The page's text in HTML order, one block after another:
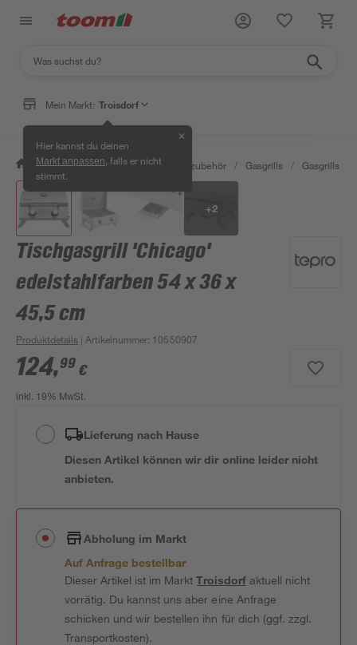
Mein Markt: Troisdorf
Hier kannst du deinen
Markt anpassen , falls er nicht
stimmt.
✕
/ Garten & Freizeit / Grills & Grillzubehör / Gasgrills / Gasgrills
+2
Tischgasgrill 'Chicago'
edelstahlfarben 54 x 36 x
45,5 cm
Produktdetails | Artikelnummer: 10550907
124,99 €
inkl. 19% MwSt.
Lieferung nach Hause
Diesen Artikel können wir dir online leider nicht
anbieten.
Abholung im Markt
Auf Anfrage bestellbar
Dieser Artikel ist im MarktTroisdorfaktuell nicht
vorrätig. Du kannst uns aber eine Anfrage
schicken und wir bestellen ihn für dich (ggf. zzgl.
Transportkosten).